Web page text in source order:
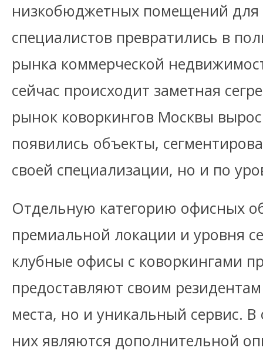
низкобюджетных помещений
специалистов превратились в
рынка коммерческой
сейчас происходит заметная
рынок коворкингов Москвы
появились объекты,
своей специализации, но и по
Отдельную категорию офисных
премиальной локации и уровня
клубные офисы с коворкингами
предоставляют своим
места, но и уникальный сервис.
них являются дополнительной